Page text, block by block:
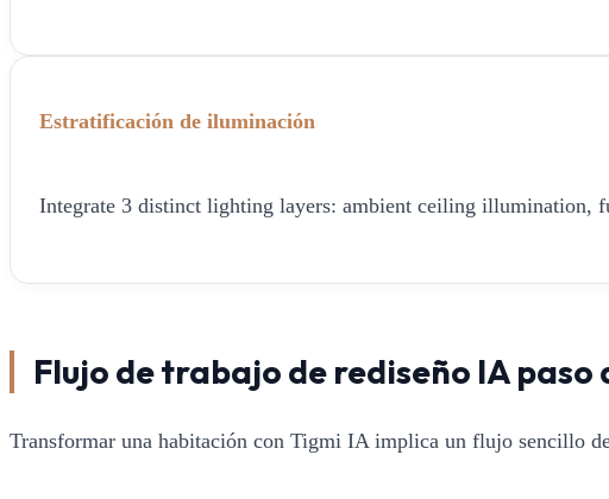
Estratificación de iluminación
Integrate 3 distinct lighting layers: ambient ceiling illumination,
Flujo de trabajo de rediseño IA paso
Transformar una habitación con Tigmi IA implica un flujo sencillo